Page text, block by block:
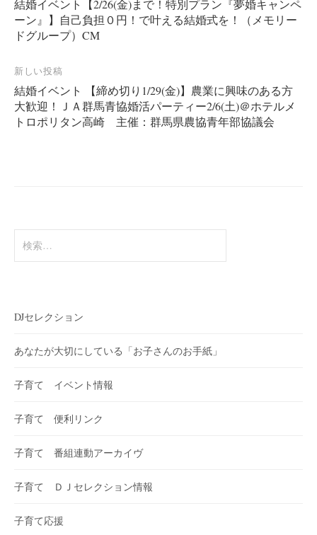
稿
ナ
ゲ
ー
シ
結婚イベント【2/26(金)まで！特別プラン『夢婚キャンペ
ーン』】自己負担０円！で叶える結婚式を！（メモリー
ドグループ）CM
新しい投稿
結婚イベント 【締め切り1/29(金)】農業に興味のある方
大歓迎！ＪＡ群馬青協婚活パーティー2/6(土)＠ホテルメ
トロポリタン高崎 主催：群馬県農協青年部協議会
索:
DJセレクション
あなたが大切にしている「お子さんのお手紙」
子育て イベント情報
子育て 便利リンク
子育て 番組連動アーカイヴ
子育て ＤＪセレクション情報
子育て応援